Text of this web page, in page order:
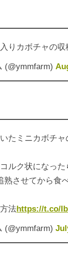
りカボチャの収
(@ymmfarm)
たミニカボチャ
ルク状になっ
させてから食
法https://t.co/
(@ymmfarm)